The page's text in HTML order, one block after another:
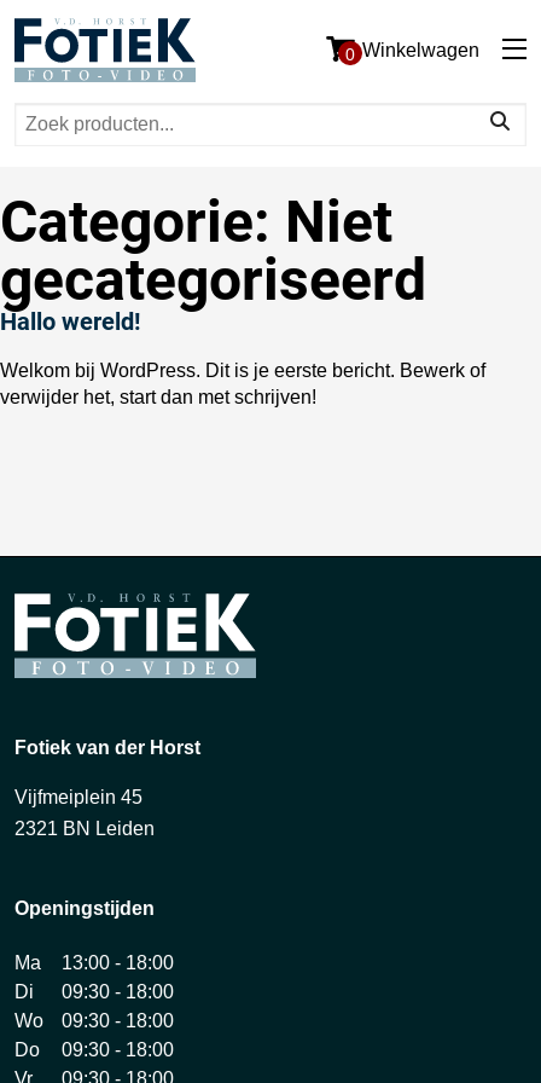
0 Winkelwagen
Categorie: Niet
gecategoriseerd
Hallo wereld!
Welkom bij WordPress. Dit is je eerste bericht. Bewerk of
verwijder het, start dan met schrijven!
Fotiek van der Horst
Vijfmeiplein 45
2321 BN Leiden
Openingstijden
Ma
13:00 - 18:00
Di
09:30 - 18:00
Wo
09:30 - 18:00
Do
09:30 - 18:00
Vr
09:30 - 18:00